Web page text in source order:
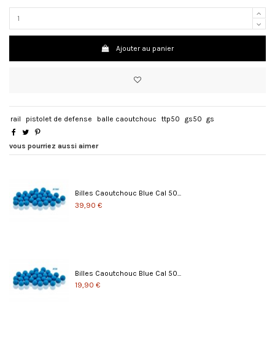
Ajouter au panier
rail pistolet de defense balle caoutchouc ttp50 gs50 gs
vous pourriez aussi aimer
Billes Caoutchouc Blue Cal 50...
39,90 €
Billes Caoutchouc Blue Cal 50...
19,90 €